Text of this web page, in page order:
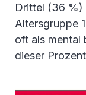
Drittel (36 %)
Altersgruppe
oft als mental
dieser